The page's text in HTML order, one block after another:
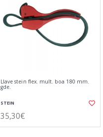
Llave stein flex. mult. boa 180 mm.
gde.
STEIN
35,30€